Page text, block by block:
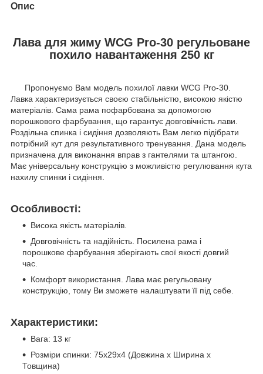
Опис
Лава для жиму WCG Pro-30 регульоване
похило навантаження 250 кг
Пропонуємо Вам модель похилої лавки WCG Pro-30.
Лавка характеризується своєю стабільністю, високою якістю
матеріалів. Сама рама пофарбована за допомогою
порошкового фарбування, що гарантує довговічність лави.
Роздільна спинка і сидіння дозволяють Вам легко підібрати
потрібний кут для результативного тренування. Дана модель
призначена для виконання вправ з гантелями та штангою.
Має універсальну конструкцію з можливістю регулювання кута
нахилу спинки і сидіння.
Особливості:
Висока якість матеріалів.
Довговічність та надійність. Посилена рама і
порошкове фарбування зберігають свої якості довгий
час.
Комфорт використання. Лава має регульовану
конструкцію, тому Ви зможете налаштувати її під себе.
Характеристики:
Вага: 13 кг
Розміри спинки: 75х29х4 (Довжина х Ширина х
Товщина)